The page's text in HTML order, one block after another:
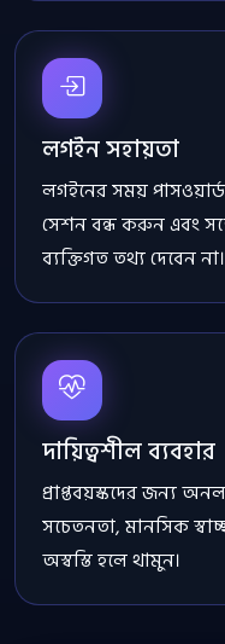
লগইন সহায়তা
লগইনের সময়
সেশন বন্ধ করুন এবং
ব্যক্তিগত তথ্য দেবেন না।
দায়িত্বশীল ব্যবহার
প্রাপ্তবয়স্কদের জন্য
সচেতনতা, মানসিক
অস্বস্তি হলে থামুন।